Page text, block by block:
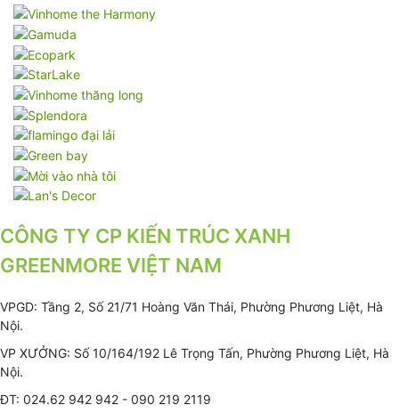
CÔNG TY CP KIẾN TRÚC XANH
GREENMORE VIỆT NAM
VPGD: Tầng 2, Số 21/71 Hoàng Văn Thái, Phường Phương Liệt, Hà
Nội.
VP XƯỞNG: Số 10/164/192 Lê Trọng Tấn, Phường Phương Liệt, Hà
Nội.
ĐT: 024.62 942 942 - 090 219 2119